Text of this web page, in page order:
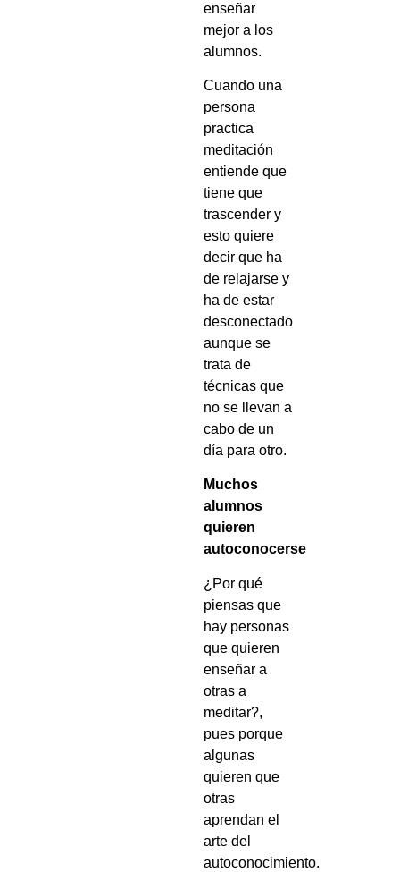
enseñar
mejor a los
alumnos.
Cuando una
persona
practica
meditación
entiende que
tiene que
trascender y
esto quiere
decir que ha
de relajarse y
ha de estar
desconectado
aunque se
trata de
técnicas que
no se llevan a
cabo de un
día para otro.
Muchos
alumnos
quieren
autoconocerse
¿Por qué
piensas que
hay personas
que quieren
enseñar a
otras a
meditar?,
pues porque
algunas
quieren que
otras
aprendan el
arte del
autoconocimiento.